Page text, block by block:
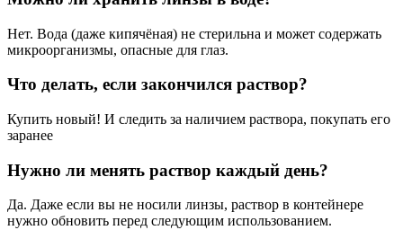
Нет. Вода (даже кипячёная) не стерильна и может содержать
микроорганизмы, опасные для глаз.
Что делать, если закончился раствор?
Купить новый! И следить за наличием раствора, покупать его
заранее
Нужно ли менять раствор каждый день?
Да. Даже если вы не носили линзы, раствор в контейнере
нужно обновить перед следующим использованием.